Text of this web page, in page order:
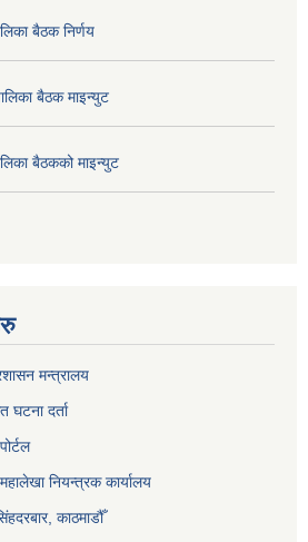
बैठक निर्णय
बैठक माइन्युट
बैठकको माइन्युट
मन्त्रालय
घटना दर्ता
नियन्त्रक कार्यालय
काठमाडौँ